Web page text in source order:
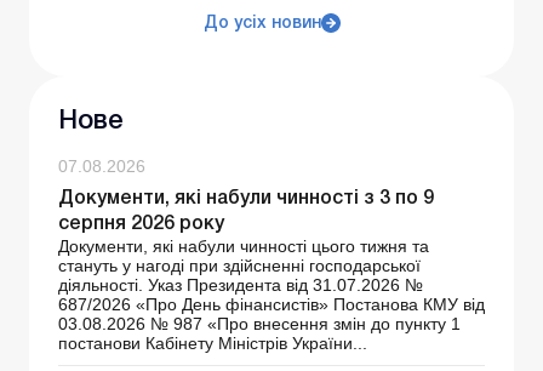
До усіх новин
Нове
07.08.2026
Документи, які набули чинності з 3 по 9
серпня 2026 року
Документи, які набули чинності цього тижня та
стануть у нагоді при здійсненні господарської
діяльності. Указ Президента від 31.07.2026 №
687/2026 «Про День фінансистів» Постанова КМУ від
03.08.2026 № 987 «Про внесення змін до пункту 1
постанови Кабінету Міністрів України...